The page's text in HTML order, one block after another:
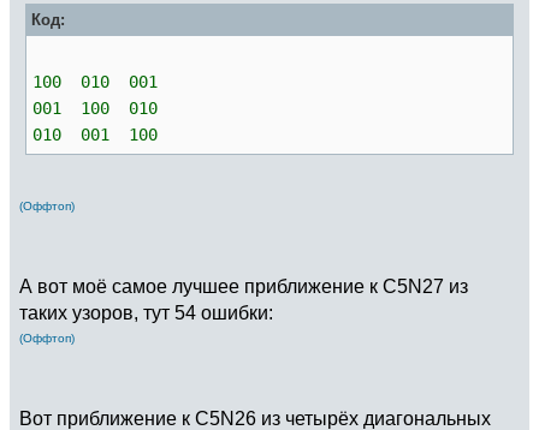
Код:
100 010 001
001 100 010
010 001 100
(Оффтоп)
А вот моё самое лучшее приближение к C5N27 из
таких узоров, тут 54 ошибки:
(Оффтоп)
Вот приближение к C5N26 из четырёх диагональных